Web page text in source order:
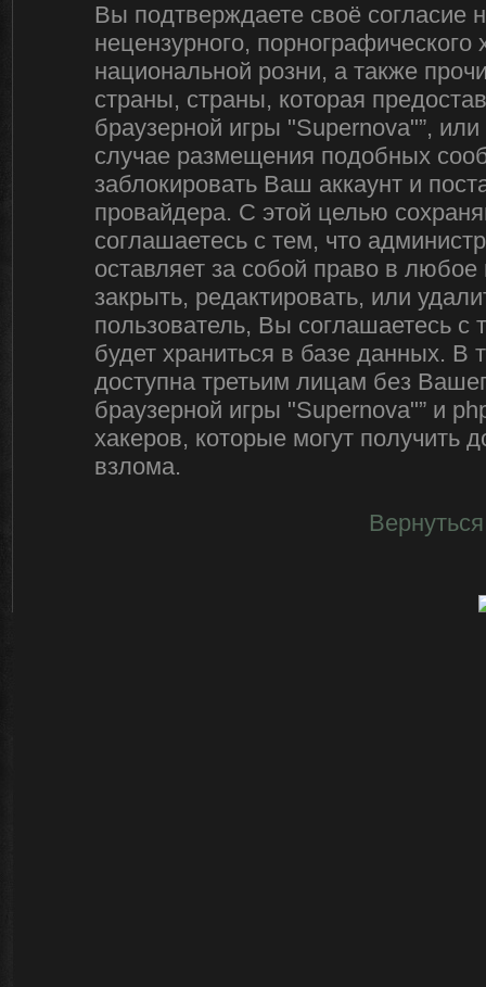
Вы подтверждаете своё согласие
нецензурного, порнографического
национальной розни, а также
страны, страны, которая
браузерной игры "Supernova"”,
случае размещения подобных
заблокировать Ваш аккаунт и
провайдера. С этой целью
соглашаетесь с тем, что
оставляет за собой право в
закрыть, редактировать, или
пользователь, Вы соглашаетесь
будет храниться в базе данных.
доступна третьим лицам без
браузерной игры "Supernova"” и
хакеров, которые могут получить
взлома.